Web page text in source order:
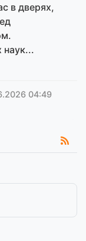
в дверях,
наук...
04:49